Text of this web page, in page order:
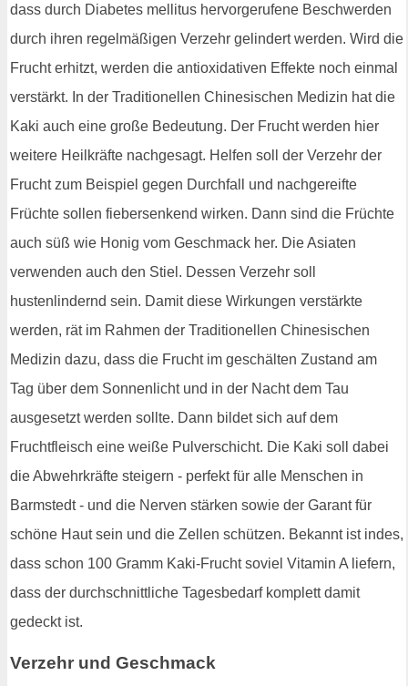
dass durch Diabetes mellitus hervorgerufene Beschwerden
durch ihren regelmäßigen Verzehr gelindert werden. Wird die
Frucht erhitzt, werden die antioxidativen Effekte noch einmal
verstärkt. In der Traditionellen Chinesischen Medizin hat die
Kaki auch eine große Bedeutung. Der Frucht werden hier
weitere Heilkräfte nachgesagt. Helfen soll der Verzehr der
Frucht zum Beispiel gegen Durchfall und nachgereifte
Früchte sollen fiebersenkend wirken. Dann sind die Früchte
auch süß wie Honig vom Geschmack her. Die Asiaten
verwenden auch den Stiel. Dessen Verzehr soll
hustenlindernd sein. Damit diese Wirkungen verstärkte
werden, rät im Rahmen der Traditionellen Chinesischen
Medizin dazu, dass die Frucht im geschälten Zustand am
Tag über dem Sonnenlicht und in der Nacht dem Tau
ausgesetzt werden sollte. Dann bildet sich auf dem
Fruchtfleisch eine weiße Pulverschicht. Die Kaki soll dabei
die Abwehrkräfte steigern - perfekt für alle Menschen in
Barmstedt - und die Nerven stärken sowie der Garant für
schöne Haut sein und die Zellen schützen. Bekannt ist indes,
dass schon 100 Gramm Kaki-Frucht soviel Vitamin A liefern,
dass der durchschnittliche Tagesbedarf komplett damit
gedeckt ist.
Verzehr und Geschmack